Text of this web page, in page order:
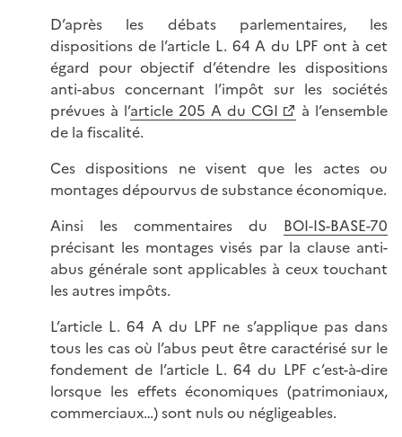
D’après les débats parlementaires, les
dispositions de l’article L. 64 A du LPF ont à cet
égard pour objectif d’étendre les dispositions
anti-abus concernant l’impôt sur les sociétés
prévues à l’article 205 A du CGI
à l’ensemble
de la fiscalité.
Ces dispositions ne visent que les actes ou
montages dépourvus de substance économique.
Ainsi les commentaires du BOI-IS-BASE-70
précisant les montages visés par la clause anti-
abus générale sont applicables à ceux touchant
les autres impôts.
L’article L. 64 A du LPF ne s’applique pas dans
tous les cas où l’abus peut être caractérisé sur le
fondement de l’article L. 64 du LPF c’est-à-dire
lorsque les effets économiques (patrimoniaux,
commerciaux…) sont nuls ou négligeables.